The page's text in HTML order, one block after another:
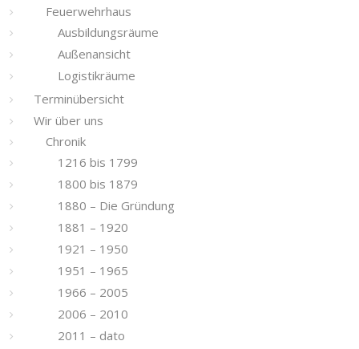
Feuerwehrhaus
Ausbildungsräume
Außenansicht
Logistikräume
Terminübersicht
Wir über uns
Chronik
1216 bis 1799
1800 bis 1879
1880 – Die Gründung
1881 – 1920
1921 – 1950
1951 – 1965
1966 – 2005
2006 – 2010
2011 – dato